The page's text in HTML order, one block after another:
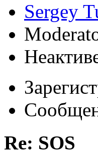
Sergey
Re: SOS